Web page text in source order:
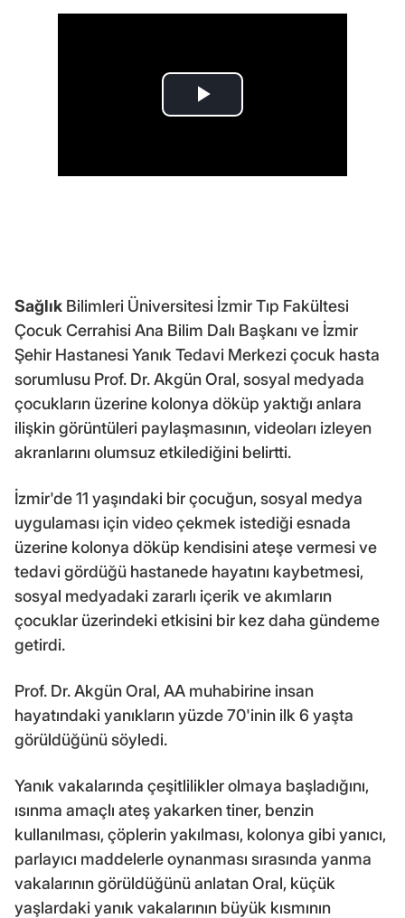
Sağlık Bilimleri Üniversitesi İzmir Tıp Fakültesi
Çocuk Cerrahisi Ana Bilim Dalı Başkanı ve İzmir
Şehir Hastanesi Yanık Tedavi Merkezi çocuk hasta
sorumlusu Prof. Dr. Akgün Oral, sosyal medyada
çocukların üzerine kolonya döküp yaktığı anlara
ilişkin görüntüleri paylaşmasının, videoları izleyen
akranlarını olumsuz etkilediğini belirtti.
İzmir'de 11 yaşındaki bir çocuğun, sosyal medya
uygulaması için video çekmek istediği esnada
üzerine kolonya döküp kendisini ateşe vermesi ve
tedavi gördüğü hastanede hayatını kaybetmesi,
sosyal medyadaki zararlı içerik ve akımların
çocuklar üzerindeki etkisini bir kez daha gündeme
getirdi.
Prof. Dr. Akgün Oral, AA muhabirine insan
hayatındaki yanıkların yüzde 70'inin ilk 6 yaşta
görüldüğünü söyledi.
Yanık vakalarında çeşitlilikler olmaya başladığını,
ısınma amaçlı ateş yakarken tiner, benzin
kullanılması, çöplerin yakılması, kolonya gibi yanıcı,
parlayıcı maddelerle oynanması sırasında yanma
vakalarının görüldüğünü anlatan Oral, küçük
yaşlardaki yanık vakalarının büyük kısmının